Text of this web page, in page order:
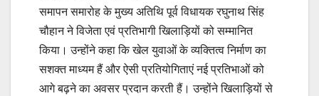
समापन समारोह के मुख्य अतिथि पूर्व विधायक रघुनाथ सिंह
चौहान ने विजेता एवं प्रतिभागी खिलाड़ियों को सम्मानित
किया। उन्होंने कहा कि खेल युवाओं के व्यक्तित्व निर्माण का
सशक्त माध्यम हैं और ऐसी प्रतियोगिताएं नई प्रतिभाओं को
आगे बढ़ने का अवसर प्रदान करती हैं। उन्होंने खिलाड़ियों से